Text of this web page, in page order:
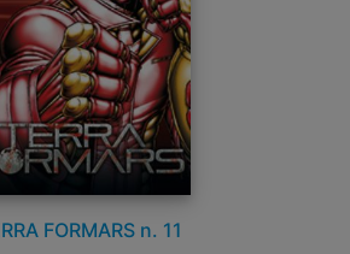
FORMARS n. 11